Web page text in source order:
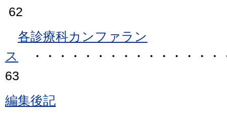
62
各診療科カンファラン
ス
・・・・・・・・・・・・・・・
63
編集後記